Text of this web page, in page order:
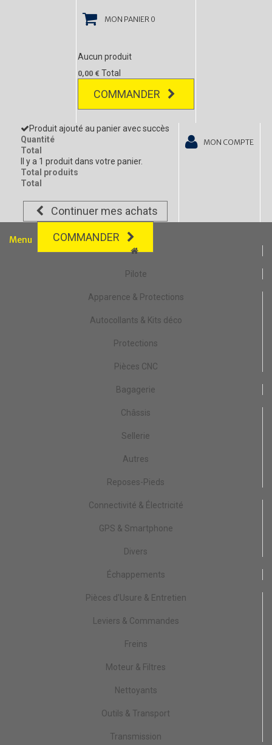
MON PANIER 0
Aucun produit
0,00 € Total
COMMANDER
Produit ajouté au panier avec succès
Quantité
Total
Il y a 1 produit dans votre panier.
Total produits
Total
Continuer mes achats
COMMANDER
MON COMPTE
Menu
Pilote
Apparence & Protections
Autocollants & Kits déco
Protections
Pièces CNC
Bagagerie
Châssis
Sellerie
Autres
Reposes-Pieds
Connectivité & Électricité
GPS & Smartphone
Divers
Échappements
Pièces d'Usure & Entretien
Leviers & Commandes
Freins
Moteur & Filtres
Nettoyants
Outils & Transport
Transmission